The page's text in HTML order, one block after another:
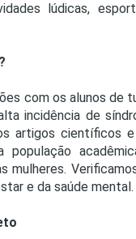
lúdicas,
com os alunos de
incidência de
artigos científicos
população
mulheres.
e da saúde mental.